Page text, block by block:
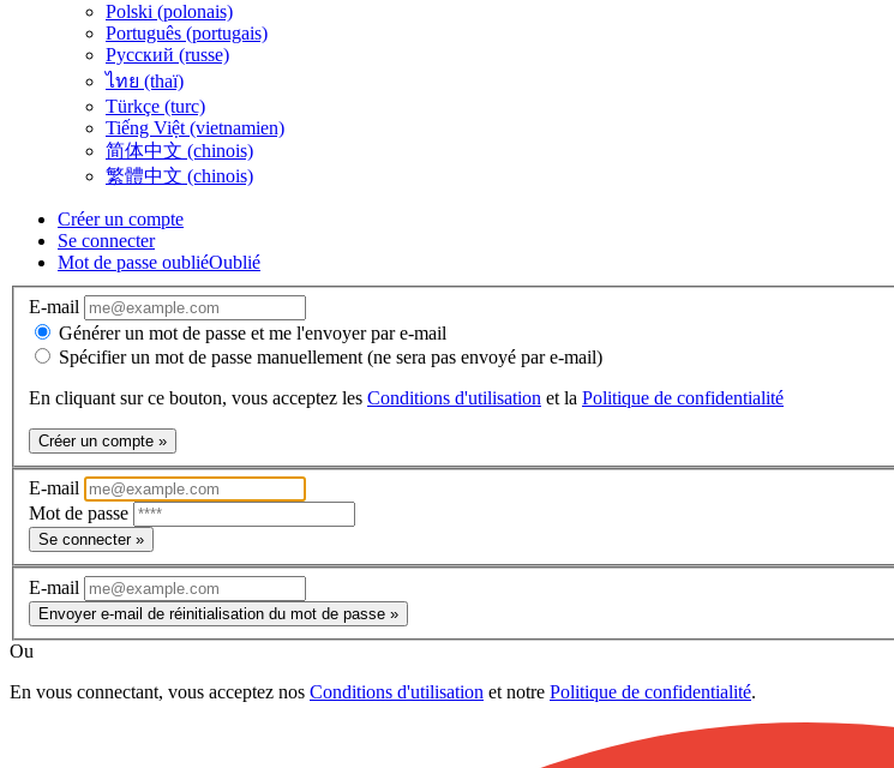
Polski (polonais)
Português (portugais)
Русский (russe)
ไทย (thaï)
Türkçe (turc)
Tiếng Việt (vietnamien)
简体中文 (chinois)
繁體中文 (chinois)
Créer un compte
Se connecter
Mot de passe oubliéOublié
E-mail
Générer un mot de passe et me l'envoyer par e-mail
Spécifier un mot de passe manuellement (ne sera pas envoyé par e-mail)
En cliquant sur ce bouton, vous acceptez les Conditions d'utilisation et la Politique de confidentialité
Créer un compte »
E-mail
Mot de passe
Se connecter »
E-mail
Envoyer e-mail de réinitialisation du mot de passe »
Ou
En vous connectant, vous acceptez nos Conditions d'utilisation et notre Politique de confidentialité.